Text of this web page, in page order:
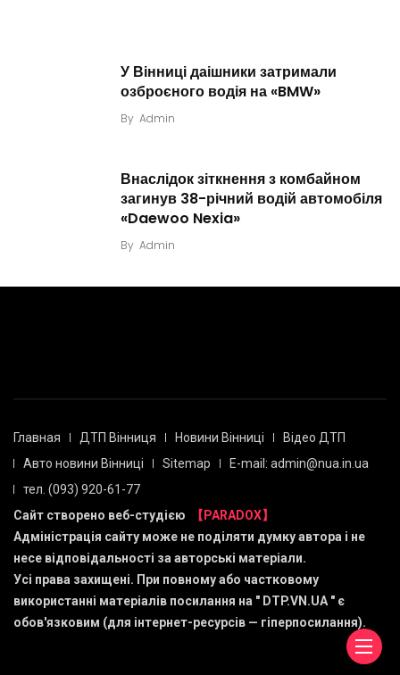
У Вінниці даішники затримали
озброєного водія на «BMW»
By Admin
Внаслідок зіткнення з комбайном
загинув 38-річний водій автомобіля
«Daewoo Nexia»
By Admin
Главная ДТП Вінниця Новини Вінниці
Відео ДТП
Авто новини Вінниці
Sitemap
E-mail: admin@nua.in.ua
тел. (093) 920-61-77
Сайт створено веб-студією
【PARADOX】
Адміністрація сайту може не поділяти думку автора і не
несе відповідальності за авторські матеріали.
Усі права захищені. При повному або частковому
використанні матеріалів посилання на " DTP.VN.UA " є
обов'язковим (для інтернет-ресурсів — гіперпосилання).